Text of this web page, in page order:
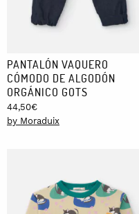
PANTALÓN VAQUERO
CÓMODO DE ALGODÓN
ORGÁNICO GOTS
44,50€
by Moraduix